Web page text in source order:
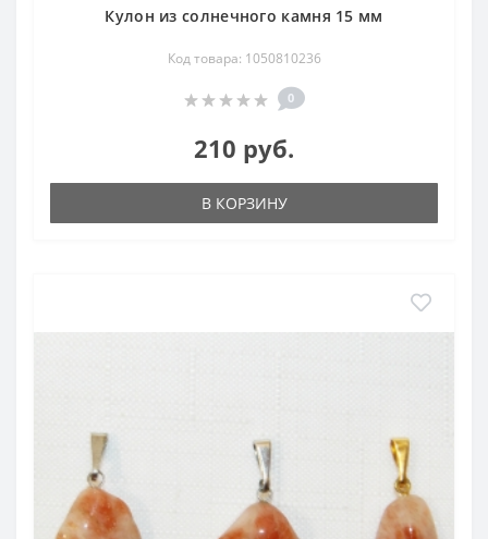
Кулон из солнечного камня 15 мм
Код товара: 1050810236
0
210 руб.
В КОРЗИНУ